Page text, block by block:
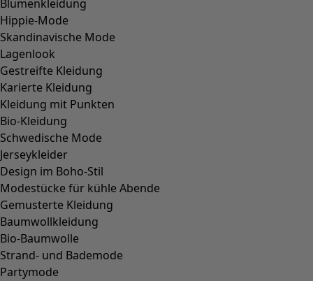
Blumenkleidung
Hippie-Mode
Skandinavische Mode
Lagenlook
Gestreifte Kleidung
Karierte Kleidung
Kleidung mit Punkten
Bio-Kleidung
Schwedische Mode
Jerseykleider
Design im Boho-Stil
Modestücke für kühle Abende
Gemusterte Kleidung
Baumwollkleidung
Bio-Baumwolle
Strand- und Bademode
Partymode